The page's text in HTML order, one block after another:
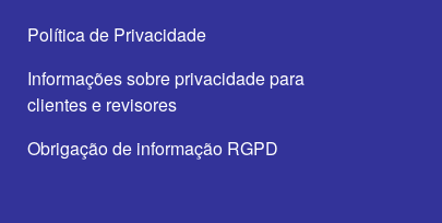
Política de Privacidade
Informações sobre privacidade para
clientes e revisores
Obrigação de informação RGPD